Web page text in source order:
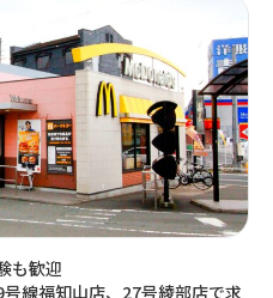
も歓迎
線福知山店、27号綾部店で求